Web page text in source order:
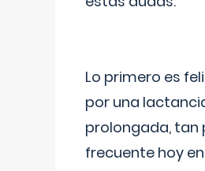
Lo primero es
por una
prolongada, tan
frecuente hoy en